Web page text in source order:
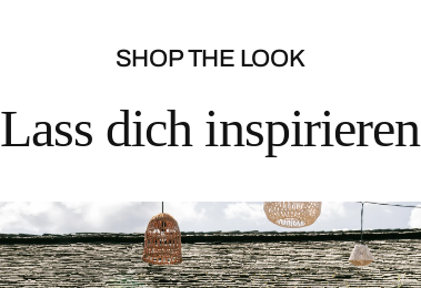
SHOP THE LOOK
Lass dich inspirieren